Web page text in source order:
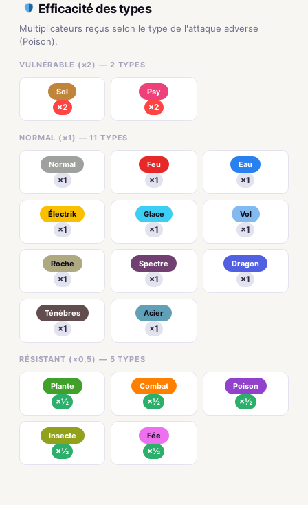
Efficacité des types
Multiplicateurs reçus selon le type de l'attaque adverse
(Poison).
VULNÉRABLE (×2) — 2 TYPES
Sol
×2
Psy
×2
NORMAL (×1) — 11 TYPES
Normal
×1
Feu
×1
Eau
×1
Électrik
×1
Glace
×1
Vol
×1
Roche
×1
Spectre
×1
Dragon
×1
Ténèbres
×1
Acier
×1
RÉSISTANT (×0,5) — 5 TYPES
Plante
×½
Combat
×½
Poison
×½
Insecte
×½
Fée
×½